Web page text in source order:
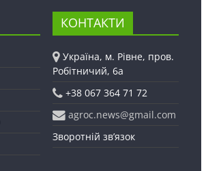
КОНТАКТИ
Україна, м. Рівне, пров.
Робітничий, 6а
+38 067 364 71 72
agroc.news@gmail.com
Зворотній зв’язок